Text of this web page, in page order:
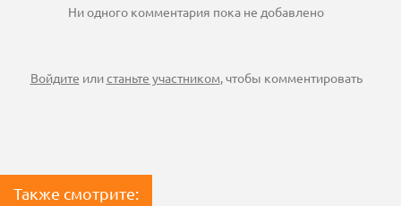
Ни одного комментария пока не добавлено
Войдите илистаньте участником, чтобы комментировать
Также смотрите: